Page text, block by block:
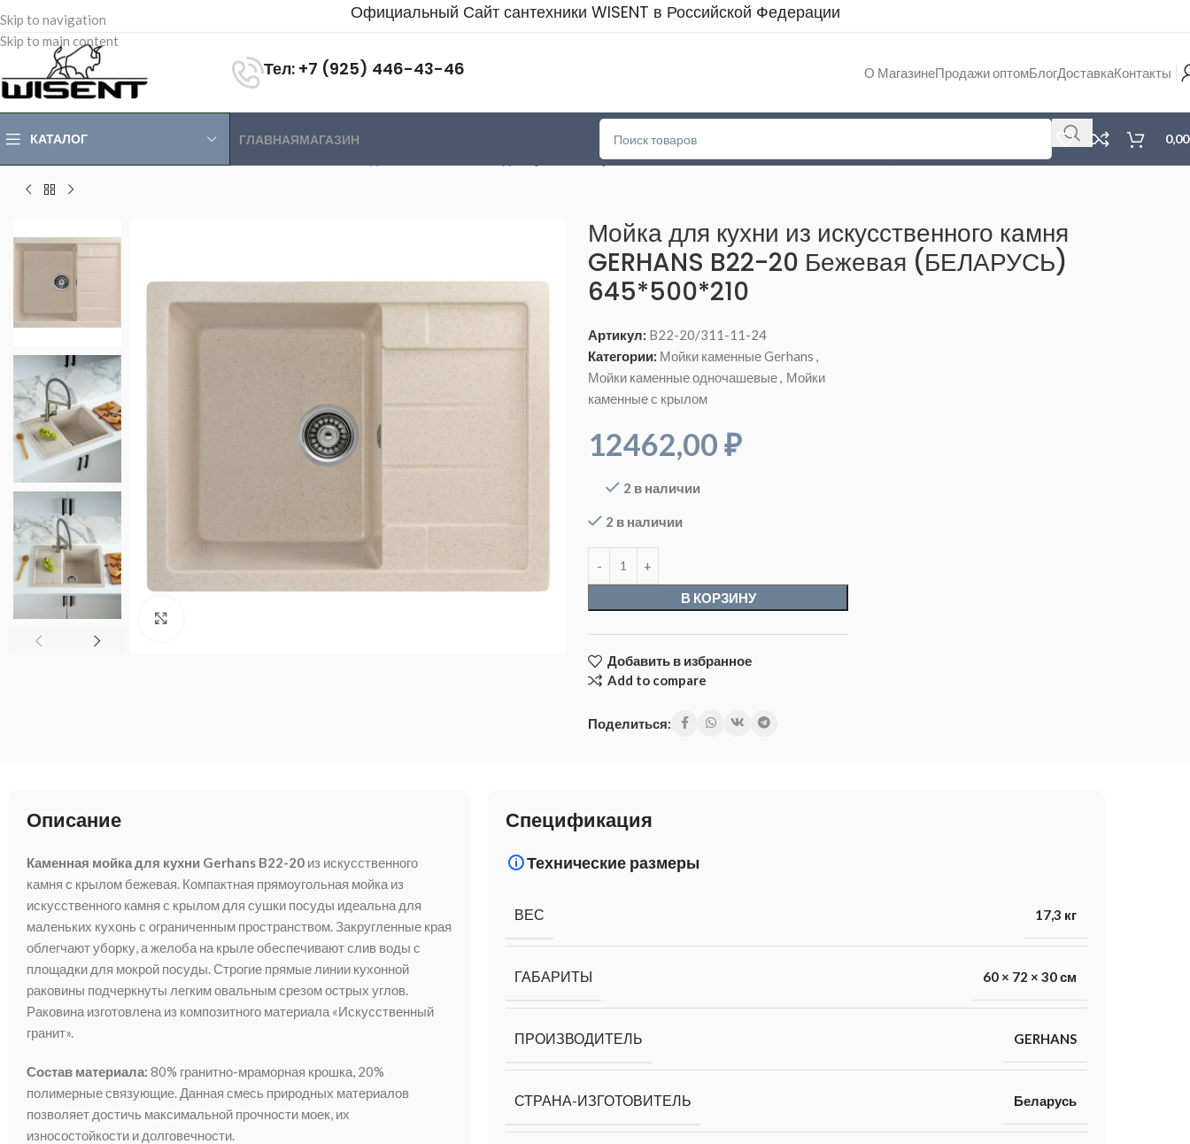
Skip to navigation
Skip to main content
Официальный Сайт сантехники WISENT в Российской Федерации
Тел: +7 (925) 446-43-46 О МагазинеПродажи оптомБлогДоставкаКонтакты
КАТАЛОГ ГЛАВНАЯМАГАЗИН
Мойка для кухни из искусственного камня GERHANS B22-20 Бежевая (БЕЛАРУСЬ) 645*500*210
Мойка для кухни из искусственного камня
GERHANS B22-20 Бежевая (БЕЛАРУСЬ)
645*500*210
Артикул: B22-20/311-11-24
Категории: Мойки каменные Gerhans
Мойки каменные одночашевые
Мойки
каменные с крылом
12462,00₽
2 в наличии
2 в наличии
В КОРЗИНУ
Добавить в избранное
Add to compare
Поделиться:
Описание
Каменная мойка для кухни Gerhans B22-20 из искусственного
камня с крылом бежевая. Компактная прямоугольная мойка из
искусственного камня с крылом для сушки посуды идеальна для
маленьких кухонь с ограниченным пространством. Закругленные края
облегчают уборку, а желоба на крыле обеспечивают слив воды с
площадки для мокрой посуды. Строгие прямые линии кухонной
раковины подчеркнуты легким овальным срезом острых углов.
Раковина изготовлена из композитного материала «Искусственный
гранит».
Состав материала: 80% гранитно-мраморная крошка, 20%
полимерные связующие. Данная смесь природных материалов
позволяет достичь максимальной прочности моек, их
износостойкости и долговечности.
Спецификация
Технические размеры
ВЕС 17,3 кг
ГАБАРИТЫ 60 × 72 × 30 см
ПРОИЗВОДИТЕЛЬ GERHANS
СТРАНА-ИЗГОТОВИТЕЛЬ Беларусь